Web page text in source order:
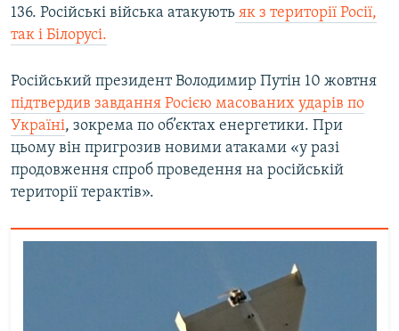
136. Російські війська атакують як з території Росії,
так і Білорусі.
Російський президент Володимир Путін 10 жовтня
підтвердив завдання Росією масованих ударів по
Україні, зокрема по об’єктах енергетики. При
цьому він пригрозив новими атаками «у разі
продовження спроб проведення на російській
території терактів».